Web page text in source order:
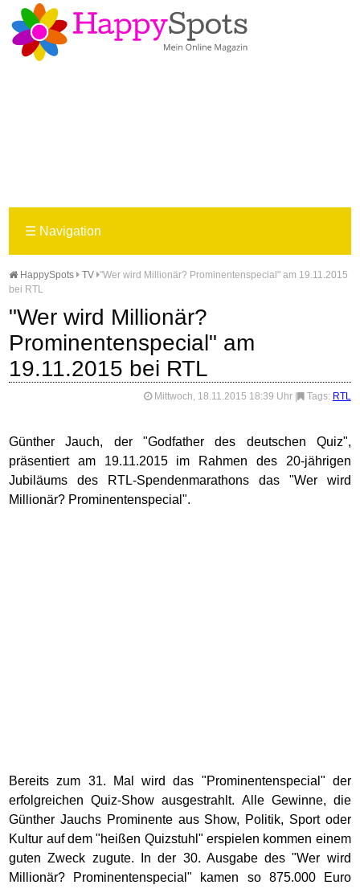
☰ Navigation
HappySpots TV "Wer wird Millionär? Prominentenspecial" am 19.11.2015
bei RTL
"Wer wird Millionär?
Prominentenspecial" am
19.11.2015 bei RTL
Mittwoch, 18.11.2015 18:39 Uhr Tags: RTL
Günther Jauch, der "Godfather des deutschen Quiz",
präsentiert am 19.11.2015 im Rahmen des 20-jährigen
Jubiläums des RTL-Spendenmarathons das "Wer wird
Millionär? Prominentenspecial".
Bereits zum 31. Mal wird das "Prominentenspecial" der
erfolgreichen Quiz-Show ausgestrahlt. Alle Gewinne, die
Günther Jauchs Prominente aus Show, Politik, Sport oder
Kultur auf dem "heißen Quizstuhl" erspielen kommen einem
guten Zweck zugute. In der 30. Ausgabe des "Wer wird
Millionär? Prominentenspecial" kamen so 875.000 Euro